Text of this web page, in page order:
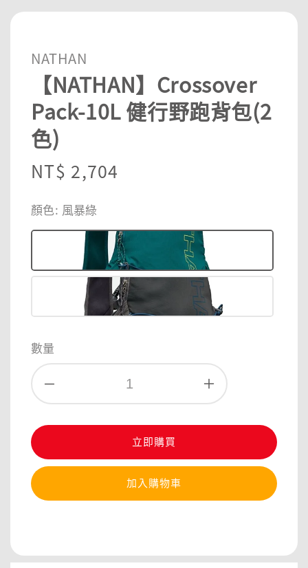
NATHAN
【NATHAN】Crossover
Pack-10L 健行野跑背包(2
色)
Regular
NT$ 2,704
顏色: 風暴綠
數量
立即購買
加入購物車